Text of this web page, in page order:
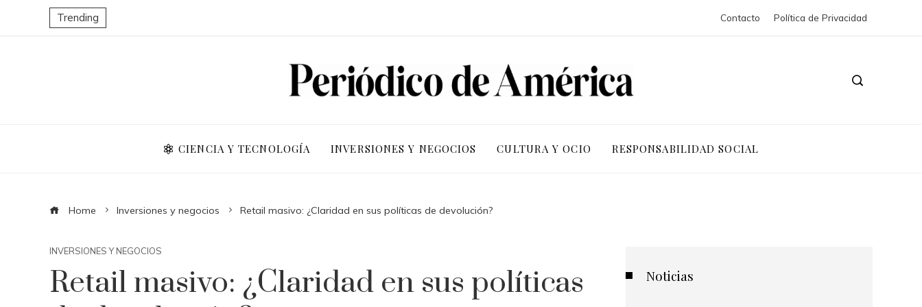
Trending Contacto Política de Privacidad
CIENCIA Y TECNOLOGÍA INVERSIONES Y NEGOCIOS CULTURA Y OCIO RESPONSABILIDAD SOCIAL
Home Inversiones y negocios Retail masivo: ¿Claridad en sus políticas de devolución?
INVERSIONES Y NEGOCIOS
Retail masivo: ¿Claridad en sus políticas
Noticias